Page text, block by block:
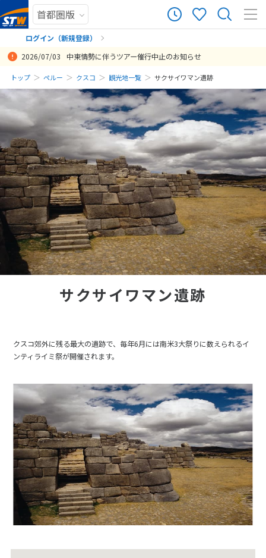
ログイン（新規登録）
まだ履歴がありません
まだ登録がありません
2026/07/03 中東情勢に伴うツアー催行中止のお知らせ
トップ ペルー クスコ 観光地一覧 サクサイワマン遺跡
サクサイワマン遺跡
クスコ郊外に残る最大の遺跡で、毎年6月には南米3大祭りに数えられるイ
ンティライミ祭が開催されます。